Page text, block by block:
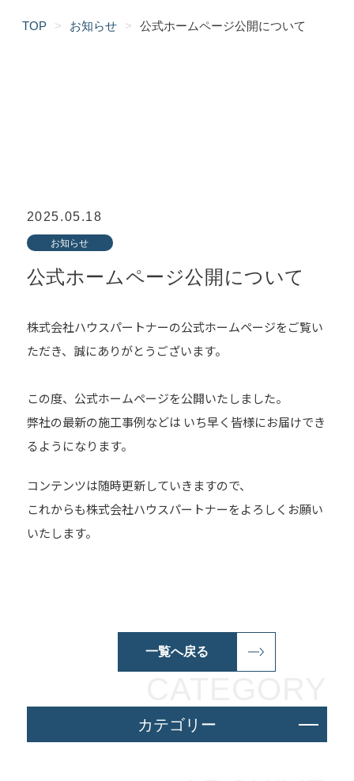
TOP > お知らせ > 公式ホームページ公開について
カテゴリー
2025.05.18
お知らせ
公式ホームページ公開について
株式会社ハウスパートナーの公式ホームページをご覧い
ただき、誠にありがとうございます。
この度、公式ホームページを公開いたしました。
弊社の最新の施工事例などは いち早く皆様にお届けでき
るようになります。
コンテンツは随時更新していきますので、
これからも株式会社ハウスパートナーをよろしくお願い
いたします。
一覧へ戻る